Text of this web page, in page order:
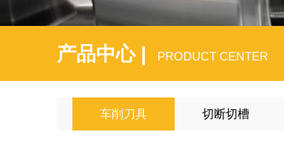
产品中心 | PRODUCT CENTER
车削刀具 切断切槽